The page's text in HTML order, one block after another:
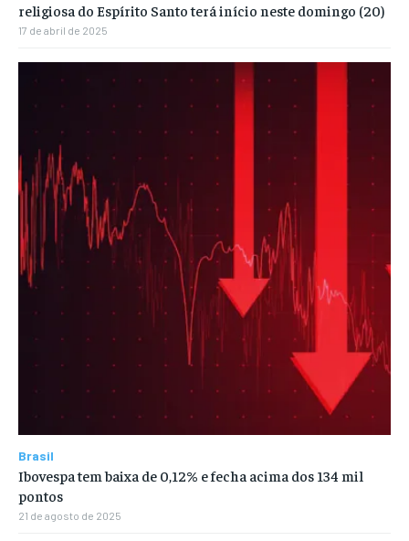
religiosa do Espírito Santo terá início neste domingo (20)
17 de abril de 2025
Brasil
Ibovespa tem baixa de 0,12% e fecha acima dos 134 mil
pontos
21 de agosto de 2025